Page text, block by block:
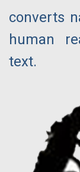
converts
human
text.